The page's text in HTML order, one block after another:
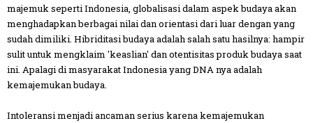
majemuk seperti Indonesia, globalisasi dalam aspek budaya akan
menghadapkan berbagai nilai dan orientasi dari luar dengan yang
sudah dimiliki. Hibriditasi budaya adalah salah satu hasilnya: hampir
sulit untuk mengklaim 'keaslian' dan otentisitas produk budaya saat
ini. Apalagi di masyarakat Indonesia yang DNA nya adalah
kemajemukan budaya.
Intoleransi menjadi ancaman serius karena kemajemukan